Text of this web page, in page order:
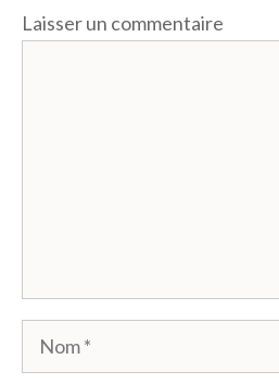
Laisser un commentaire
Nom